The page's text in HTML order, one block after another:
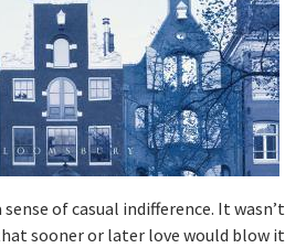
of casual indifference. It wasn’t
sooner or later love would blow it